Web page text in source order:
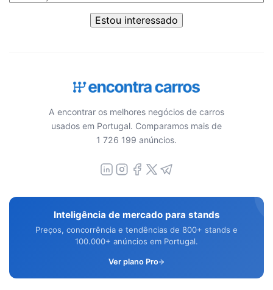
Estou interessado
A encontrar os melhores negócios de carros
usados em Portugal. Comparamos mais de
1 726 199 anúncios.
Inteligência de mercado para stands
Preços, concorrência e tendências de 800+ stands e
100.000+ anúncios em Portugal.
Ver plano Pro